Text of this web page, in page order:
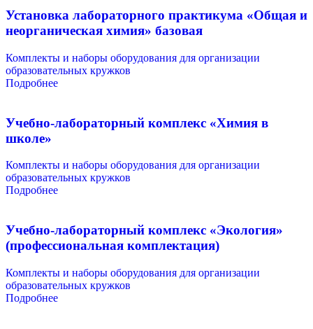
Установка лабораторного практикума «Общая и
неорганическая химия» базовая
Комплекты и наборы оборудования для организации
образовательных кружков
Подробнее
Учебно-лабораторный комплекс «Химия в
школе»
Комплекты и наборы оборудования для организации
образовательных кружков
Подробнее
Учебно-лабораторный комплекс «Экология»
(профессиональная комплектация)
Комплекты и наборы оборудования для организации
образовательных кружков
Подробнее